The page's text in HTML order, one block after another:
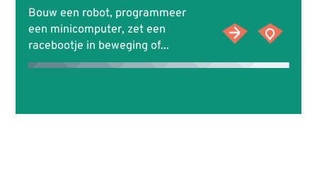
Bouw een robot, programmeer
een minicomputer, zet een
racebootje in beweging of...